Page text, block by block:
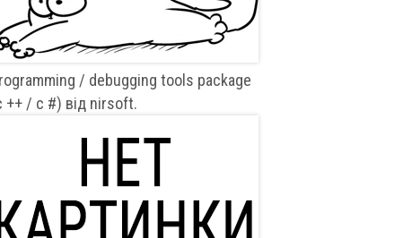
/ debugging tools package
++ / c #) від nirsoft.